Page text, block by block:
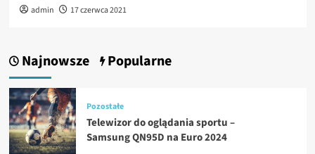
admin 17 czerwca 2021
Najnowsze Popularne
Pozostałe
Telewizor do oglądania sportu –
Samsung QN95D na Euro 2024